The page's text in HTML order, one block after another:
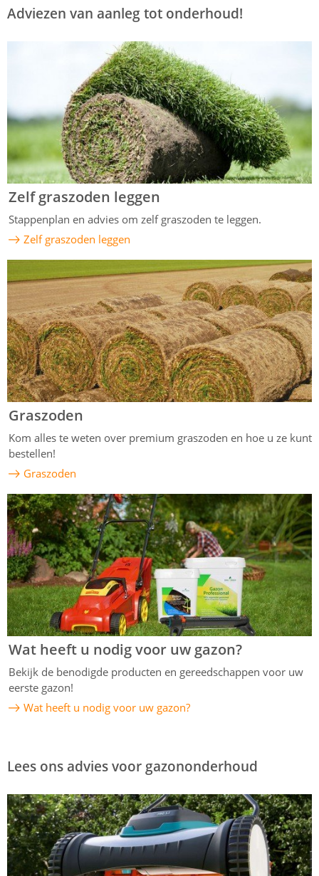
Adviezen van aanleg tot onderhoud!
Zelf graszoden leggen
Stappenplan en advies om zelf graszoden te leggen.
Zelf graszoden leggen
Graszoden
Kom alles te weten over premium graszoden en hoe u ze kunt
bestellen!
Graszoden
Wat heeft u nodig voor uw gazon?
Bekijk de benodigde producten en gereedschappen voor uw
eerste gazon!
Wat heeft u nodig voor uw gazon?
Lees ons advies voor gazononderhoud